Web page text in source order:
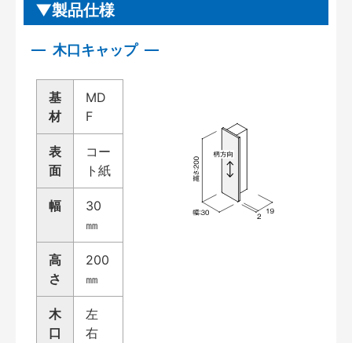
製品仕様
木口キャップ
基
材
MD
F
表
面
コー
ト紙
幅
30
㎜
高
さ
200
㎜
木
口
左
右